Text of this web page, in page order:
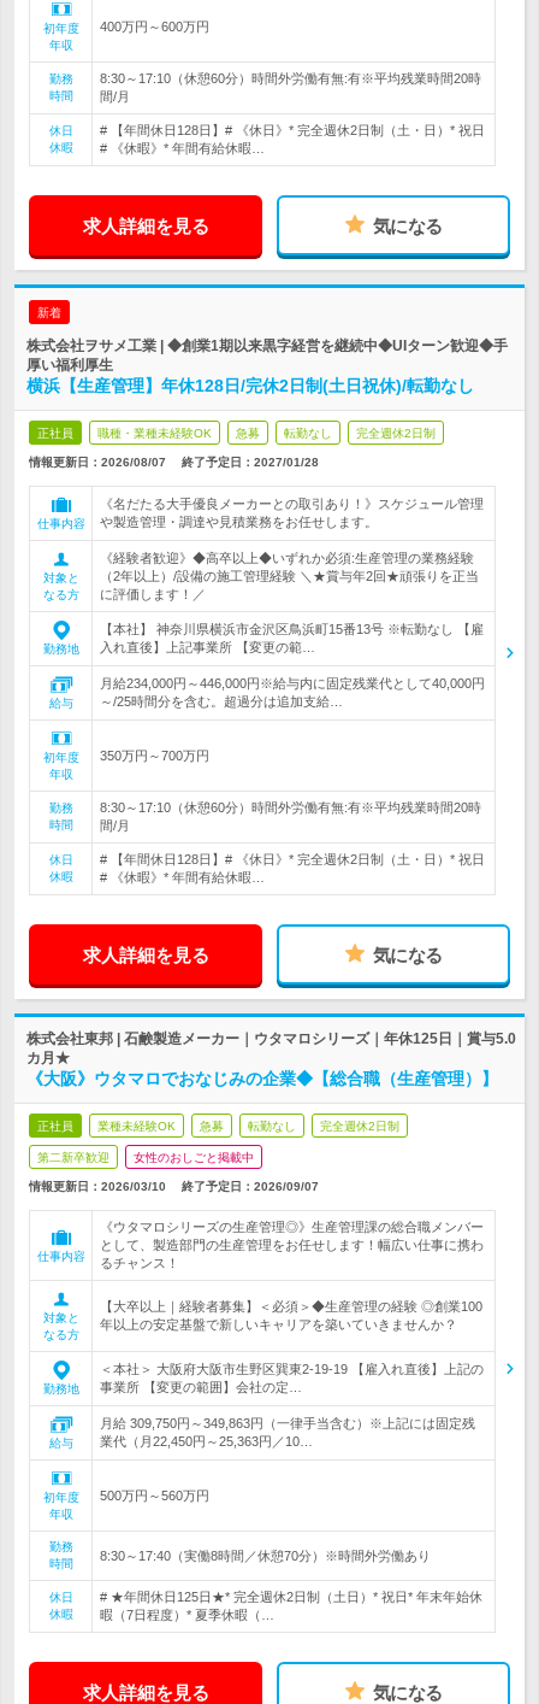
初年度
年収
400万円～600万円
勤務
時間
8:30～17:10（休憩60分）時間外労働有無:有※平均残業時間20時
間/月
休日
休暇
# 【年間休日128日】# 《休日》* 完全週休2日制（土・日）* 祝日
# 《休暇》* 年間有給休暇…
求人詳細を見る 気になる
新着
株式会社ヲサメ工業 | ◆創業1期以来黒字経営を継続中◆UIターン歓迎◆手
厚い福利厚生
横浜【生産管理】年休128日/完休2日制(土日祝休)/転勤なし
正社員 職種・業種未経験OK 急募 転勤なし 完全週休2日制
情報更新日：2026/08/07 終了予定日： 2027/01/28
仕事内容
《名だたる大手優良メーカーとの取引あり！》スケジュール管理
や製造管理・調達や見積業務をお任せします。
対象と
なる方
《経験者歓迎》◆高卒以上◆いずれか必須:生産管理の業務経験
（2年以上）/設備の施工管理経験 ＼★賞与年2回★頑張りを正当
に評価します！／
勤務地
【本社】 神奈川県横浜市金沢区鳥浜町15番13号 ※転勤なし 【雇
入れ直後】上記事業所 【変更の範…
給与
月給234,000円～446,000円※給与内に固定残業代として40,000円
～/25時間分を含む。超過分は追加支給…
初年度
年収
350万円～700万円
勤務
時間
8:30～17:10（休憩60分）時間外労働有無:有※平均残業時間20時
間/月
休日
休暇
# 【年間休日128日】# 《休日》* 完全週休2日制（土・日）* 祝日
# 《休暇》* 年間有給休暇…
求人詳細を見る 気になる
株式会社東邦 | 石鹸製造メーカー｜ウタマロシリーズ｜年休125日｜賞与5.0
カ月★
《大阪》ウタマロでおなじみの企業◆【総合職（生産管理）】
正社員 業種未経験OK 急募 転勤なし 完全週休2日制
第二新卒歓迎 女性のおしごと掲載中
情報更新日：2026/03/10 終了予定日： 2026/09/07
仕事内容
《ウタマロシリーズの生産管理◎》生産管理課の総合職メンバー
として、製造部門の生産管理をお任せします！幅広い仕事に携わ
るチャンス！
対象と
なる方
【大卒以上｜経験者募集】＜必須＞◆生産管理の経験 ◎創業100
年以上の安定基盤で新しいキャリアを築いていきませんか？
勤務地
＜本社＞ 大阪府大阪市生野区巽東2-19-19 【雇入れ直後】上記の
事業所 【変更の範囲】会社の定…
給与
月給 309,750円～349,863円（一律手当含む）※上記には固定残
業代（月22,450円～25,363円／10…
初年度
年収
500万円～560万円
勤務
時間
8:30～17:40（実働8時間／休憩70分）※時間外労働あり
休日
休暇
# ★年間休日125日★* 完全週休2日制（土日）* 祝日* 年末年始休
暇（7日程度）* 夏季休暇（…
求人詳細を見る 気になる